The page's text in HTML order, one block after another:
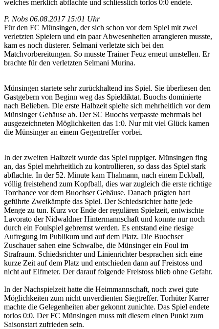
welches merklich abflachte und schliesslich torlos 0:0 endete.
P. Nobs 06.08.2017 15:01 Uhr
Für den FC Münsingen, der sich schon vor dem Spiel mit zwei
verletzten Spielern und ein paar Abwesenheiten arrangieren musste,
kam es noch düsterer. Selmani verletzte sich bei den
Matchvorbereitungen. So musste Trainer Feuz erneut umstellen. Er
brachte für den verletzten Selmani Murina.
Münsingen startete sehr zurückhaltend ins Spiel. Sie überliesen den
Gastgebern von Beginn weg das Spieldiktat. Buochs dominierte
nach Belieben. Die erste Halbzeit spielte sich mehrheitlich vor dem
Münsinger Gehäuse ab. Der SC Buochs verpasste mehrmals bei
ausgezeichneten Möglichkeiten das 1:0. Nur mit viel Glück kamen
die Münsinger an einem Gegentreffer vorbei.
In der zweiten Halbzeit wurde das Spiel ruppiger. Münsingen fing
an, das Spiel mehrheitlich zu kontrollieren, so dass das Spiel stark
abflachte. In der 52. Minute kam Thalmann, nach einem Eckball,
völlig freistehend zum Kopfball, dies war zugleich die erste richtige
Torchance vor dem Buochser Gehäuse. Danach prägten hart
geführte Zweikämpfe das Spiel. Der Schiedsrichter hatte jede
Menge zu tun. Kurz vor Ende der regulären Spielzeit, entwischte
Lavorato der Nidwaldner Hintermannschaft und konnte nur noch
durch ein Foulspiel gebremst werden. Es entstand eine riesige
Aufregung im Publikum und auf dem Platz. Die Buochser
Zuschauer sahen eine Schwalbe, die Münsinger ein Foul im
Strafraum. Schiedsrichter und Linienrichter besprachen sich eine
kurze Zeit auf dem Platz und entschieden dann auf Freistoss und
nicht auf Elfmeter. Der darauf folgende Freistoss blieb ohne Gefahr.
In der Nachspielzeit hatte die Heimmannschaft, noch zwei gute
Möglichkeiten zum nicht unverdienten Siegtreffer. Torhüter Karrer
machte die Gelegenheiten aber gekonnt zunichte. Das Spiel endete
torlos 0:0. Der FC Münsingen muss mit diesem einen Punkt zum
Saisonstart zufrieden sein.